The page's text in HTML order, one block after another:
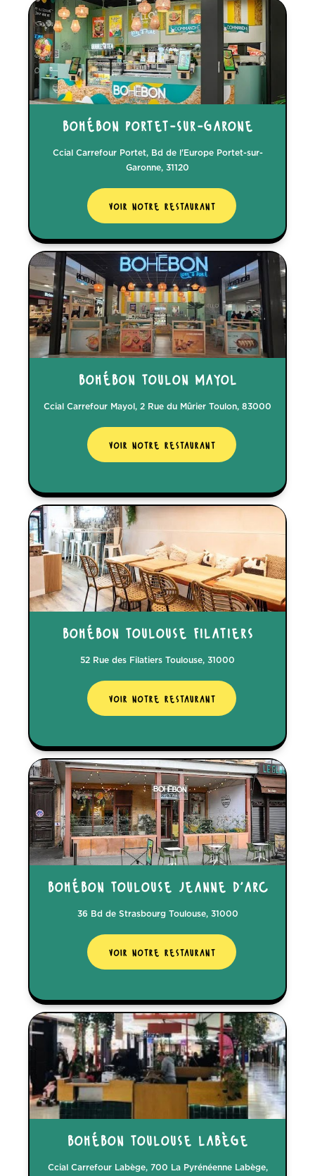
bohébon portet-sur-garone
Ccial Carrefour Portet, Bd de l'Europe Portet-sur-
Garonne, 31120
voir notre restaurant
bohébon toulon mayol
Ccial Carrefour Mayol, 2 Rue du Mûrier Toulon, 83000
voir notre restaurant
bohébon toulouse filatiers
52 Rue des Filatiers Toulouse, 31000
voir notre restaurant
bohébon toulouse jeanne d'arc
36 Bd de Strasbourg Toulouse, 31000
voir notre restaurant
bohébon toulouse labège
Ccial Carrefour Labège, 700 La Pyrénéenne Labège,